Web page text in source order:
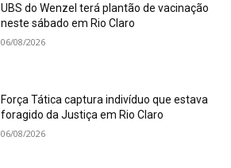
UBS do Wenzel terá plantão de vacinação
neste sábado em Rio Claro
06/08/2026
Força Tática captura indivíduo que estava
foragido da Justiça em Rio Claro
06/08/2026